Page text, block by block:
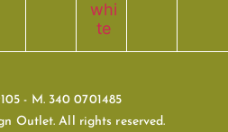
- M. 340 0701485
Outlet. All rights reserved.